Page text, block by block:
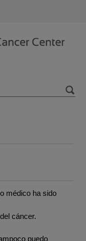
médico ha sido
cáncer.
puedo